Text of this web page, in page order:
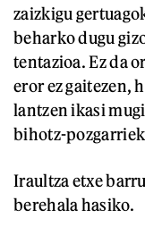
zaizkigu
beharko dugu
tentazioa. Ez da
eror ez gaitezen,
lantzen ikasi
bihotz-
Iraultza etxe
berehala hasiko.